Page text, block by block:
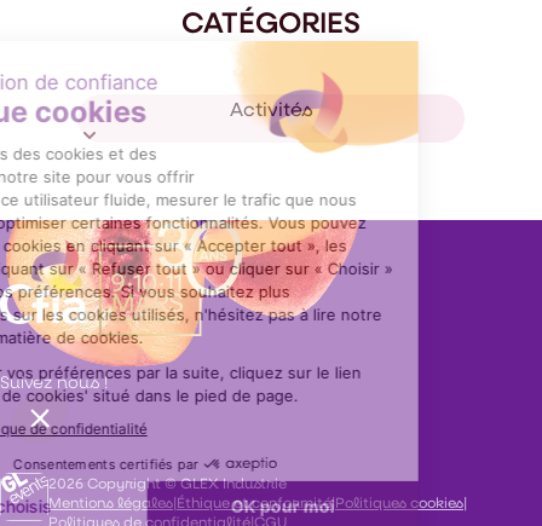
CATÉGORIES
Activités
Suivez nous !
2026 Copyright © GLEX Industrie
Mentions légales|Éthique et conformité|Politiques cookies|
Politiques de confidentialité|CGU